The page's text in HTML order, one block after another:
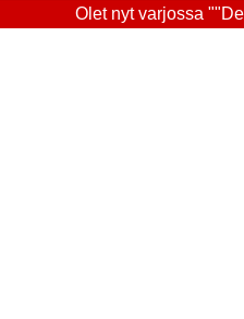
00181 Helsinki
Olet nyt varjossa